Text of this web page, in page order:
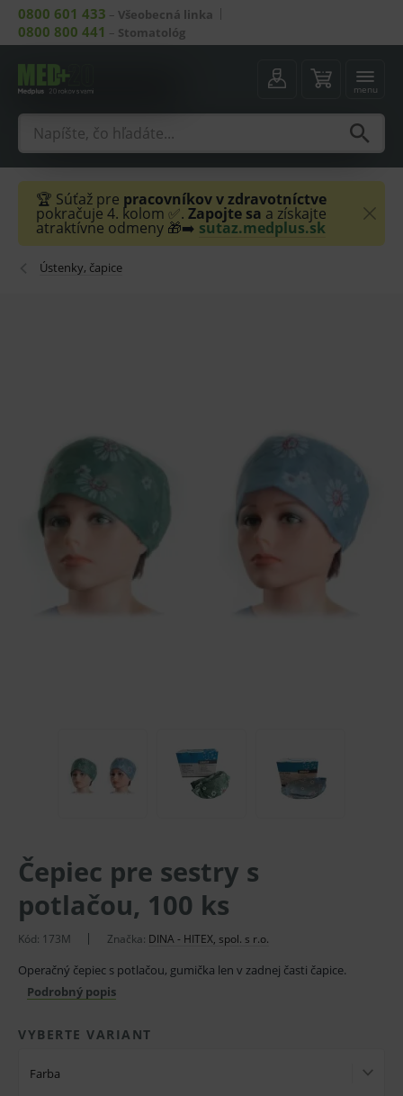
0800 601 433 – Všeobecná linka
0800 800 441 – Stomatológ
menu
🏆 Súťaž pre pracovníkov v zdravotníctve
pokračuje 4. kolom ✅. Zapojte sa a získajte
atraktívne odmeny 🎁➡️ sutaz.medplus.sk
Ústenky, čapice
Čepiec pre sestry s
potlačou, 100 ks
Kód: 173M Značka: DINA - HITEX, spol. s r.o.
Operačný čepiec s potlačou, gumička len v zadnej časti čapice.
Podrobný popis
VYBERTE VARIANT
Farba